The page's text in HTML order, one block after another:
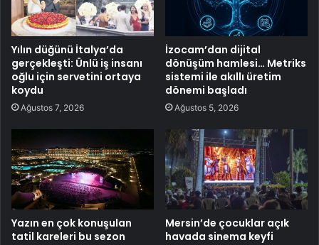
Yılın düğünü İtalya’da
gerçekleşti: Ünlü iş insanı
oğlu için servetini ortaya
koydu
Ağustos 7, 2026
İzocam’dan dijital
dönüşüm hamlesi… Metriks
sistemi ile akıllı üretim
dönemi başladı
Ağustos 5, 2026
Yazın en çok konuşulan
tatil kareleri bu sezon
Mersin’de çocuklar açık
havada sinema keyfi